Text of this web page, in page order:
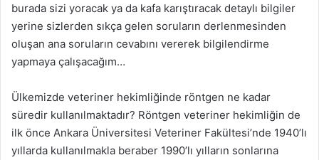
burada sizi yoracak ya da kafa karıştıracak detaylı bilgiler
yerine sizlerden sıkça gelen soruların derlenmesinden
oluşan ana soruların cevabını vererek bilgilendirme
yapmaya çalışacağım…
Ülkemizde veteriner hekimliğinde röntgen ne kadar
süredir kullanılmaktadır? Röntgen veteriner hekimliğin de
ilk önce Ankara Üniversitesi Veteriner Fakültesi’nde 1940’lı
yıllarda kullanılmakla beraber 1990’lı yılların sonlarına